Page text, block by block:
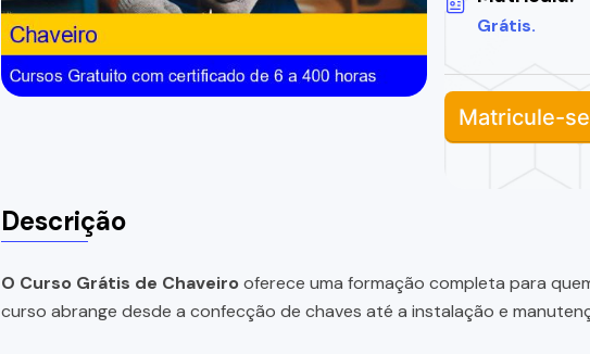
Grátis.
Matricule-se
Descrição
O Curso Grátis de Chaveirooferece uma formação completa para
curso abrange desde a confecção de chaves até a instalação e